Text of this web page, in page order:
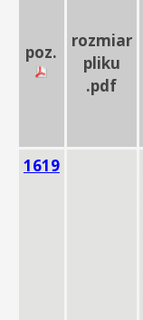
poz.
rozmiar
pliku
.pdf
1619